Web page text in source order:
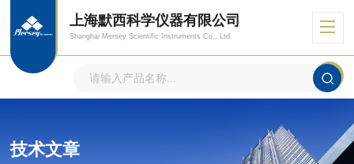
上海默西科学仪器有限公司
Shanghai Mersey Scientific Instruments Co., Ltd.
技术文章